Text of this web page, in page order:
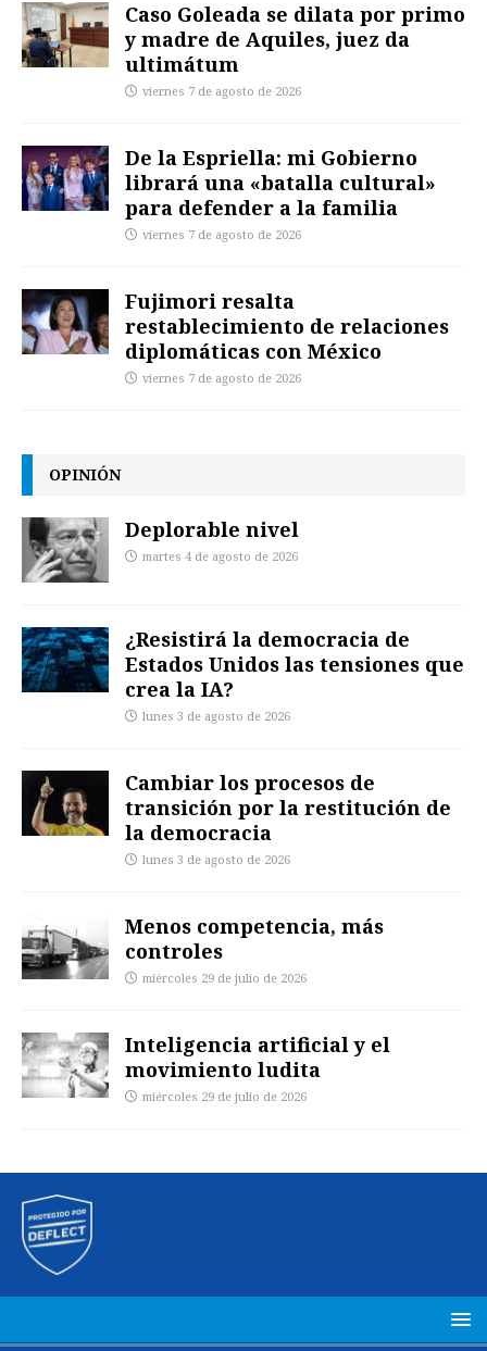
Caso Goleada se dilata por primo
y madre de Aquiles, juez da
ultimátum
viernes 7 de agosto de 2026
De la Espriella: mi Gobierno
librará una «batalla cultural»
para defender a la familia
viernes 7 de agosto de 2026
Fujimori resalta
restablecimiento de relaciones
diplomáticas con México
viernes 7 de agosto de 2026
OPINIÓN
Deplorable nivel
martes 4 de agosto de 2026
¿Resistirá la democracia de
Estados Unidos las tensiones que
crea la IA?
lunes 3 de agosto de 2026
Cambiar los procesos de
transición por la restitución de
la democracia
lunes 3 de agosto de 2026
Menos competencia, más
controles
miércoles 29 de julio de 2026
Inteligencia artificial y el
movimiento ludita
miércoles 29 de julio de 2026